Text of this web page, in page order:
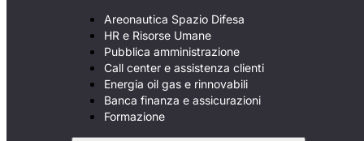
Areonautica Spazio Difesa
HR e Risorse Umane
Pubblica amministrazione
Call center e assistenza clienti
Energia oil gas e rinnovabili
Banca finanza e assicurazioni
Formazione